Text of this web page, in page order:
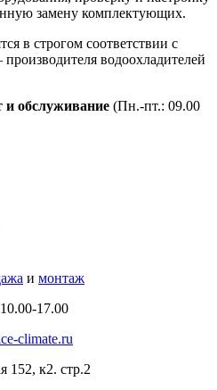
замену комплектующих.
в строгом соответствии с
водоохладителей
обслуживание (Пн.-пт.: 09.00
и монтаж
17.00
climate.ru
152, к2. стр.2